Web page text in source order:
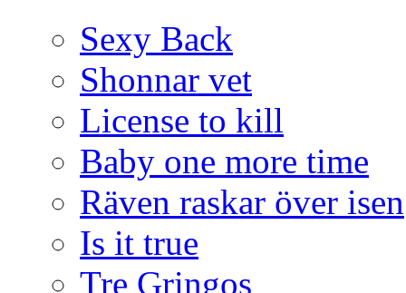
Sexy Back
Shonnar vet
License to kill
Baby one more time
Räven raskar över isen
Is it true
Tre Gringos